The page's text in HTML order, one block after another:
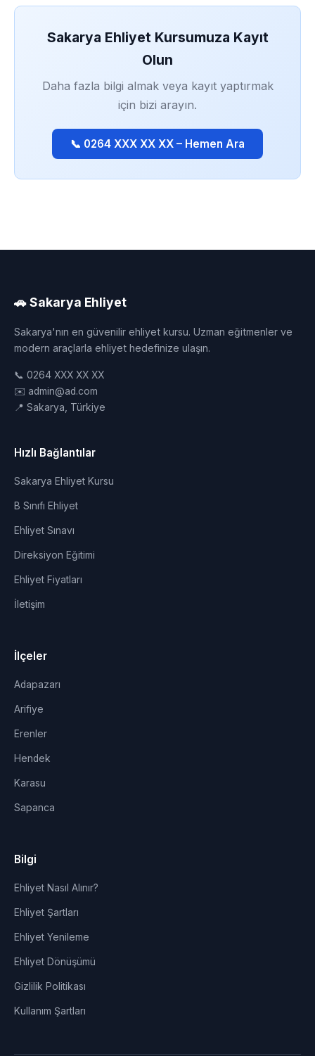
Sakarya Ehliyet Kursumuza Kayıt
Olun
Daha fazla bilgi almak veya kayıt yaptırmak
için bizi arayın.
📞 0264 XXX XX XX – Hemen Ara
🚗 Sakarya Ehliyet
Sakarya'nın en güvenilir ehliyet kursu. Uzman eğitmenler ve
modern araçlarla ehliyet hedefinize ulaşın.
📞 0264 XXX XX XX
✉️ admin@ad.com
📍 Sakarya, Türkiye
Hızlı Bağlantılar
Sakarya Ehliyet Kursu
B Sınıfı Ehliyet
Ehliyet Sınavı
Direksiyon Eğitimi
Ehliyet Fiyatları
İletişim
İlçeler
Adapazarı
Arifiye
Erenler
Hendek
Karasu
Sapanca
Bilgi
Ehliyet Nasıl Alınır?
Ehliyet Şartları
Ehliyet Yenileme
Ehliyet Dönüşümü
Gizlilik Politikası
Kullanım Şartları